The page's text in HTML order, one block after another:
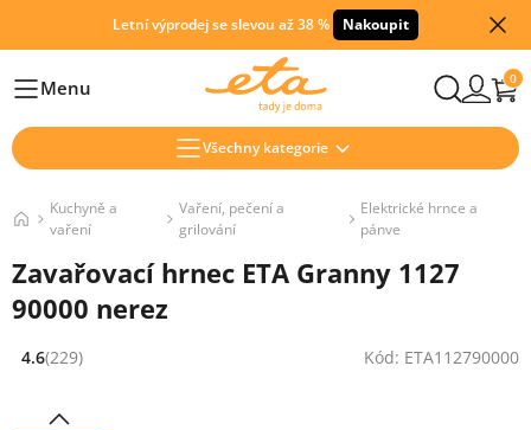
Letní výprodej se slevou až 38 % Nakoupit
HlavníMenu 0
Všechny kategorie
Kuchyně a
vaření
Vaření, pečení a
grilování
Elektrické hrnce a
pánve
Zavařovací hrnec ETA Granny 1127
90000 nerez
Hodnocení: 4.6 z 5 (229 recenzí)
4.6(229) Kód: ETA112790000